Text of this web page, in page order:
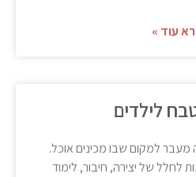
עוד »
לילדים
למקום שבו מכינים אוכל.
לחלל של יצירה, חיבור, לימוד